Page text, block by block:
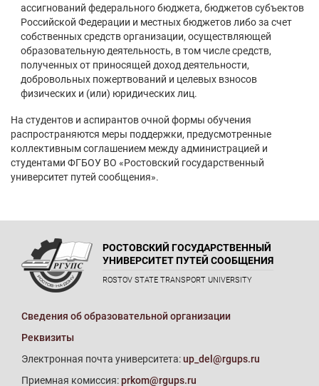
ассигнований федерального бюджета, бюджетов субъектов
Российской Федерации и местных бюджетов либо за счет
собственных средств организации, осуществляющей
образовательную деятельность, в том числе средств,
полученных от приносящей доход деятельности,
добровольных пожертвований и целевых взносов
физических и (или) юридических лиц.
На студентов и аспирантов очной формы обучения
распространяются меры поддержки, предусмотренные
коллективным соглашением между администрацией и
студентами ФГБОУ ВО «Ростовский государственный
университет путей сообщения».
РОСТОВСКИЙ ГОСУДАРСТВЕННЫЙ
УНИВЕРСИТЕТ ПУТЕЙ СООБЩЕНИЯ
ROSTOV STATE TRANSPORT UNIVERSITY
Сведения об образовательной организации
Реквизиты
Электронная почта университета:up_del@rgups.ru
Приемная комиссия:prkom@rgups.ru